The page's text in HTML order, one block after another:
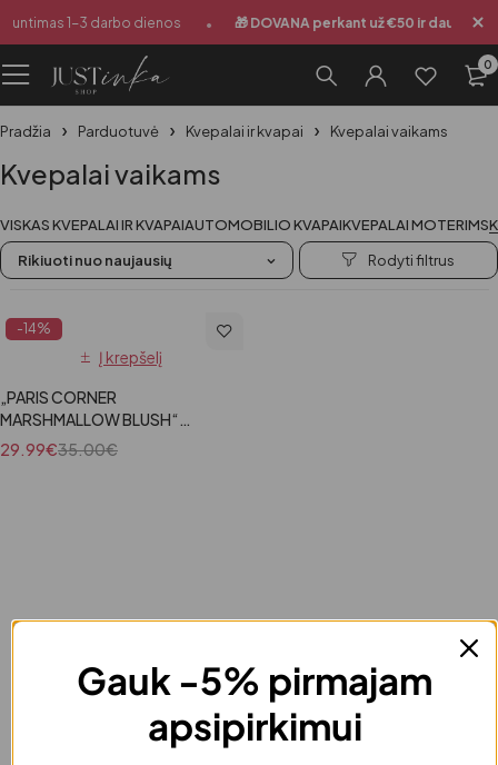
1-3 darbo dienos 🎁 DOVANA perkant už €50 ir daugiau
0
Pradžia Parduotuvė Kvepalai ir kvapai Kvepalai vaikams
Kvepalai vaikams
VISKAS KVEPALAI IR KVAPAIAUTOMOBILIO KVAPAIKVEPALAI MOTERIMS
Rikiuoti nuo naujausių
-14%
Į krepšelį
„PARIS CORNER
MARSHMALLOW BLUSH“
moteriški kvepalai, 100 ml
35.00€
29.99€
Gauk -5% pirmajam
apsipirkimui